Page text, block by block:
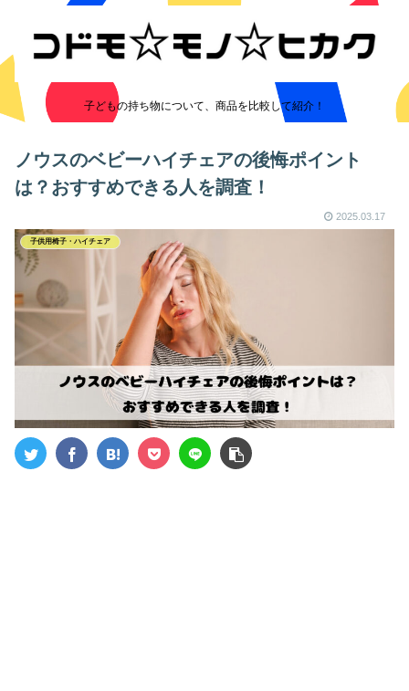
子どもの持ち物について、商品を比較して紹介！
ノウスのベビーハイチェアの後悔ポイント
は？おすすめできる人を調査！
2025.03.17
子供用椅子・ハイチェア